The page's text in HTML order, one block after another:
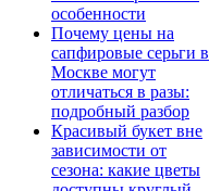
особенности
Почему цены на
сапфировые серьги в
Москве могут
отличаться в разы:
подробный разбор
Красивый букет вне
зависимости от
сезона: какие цветы